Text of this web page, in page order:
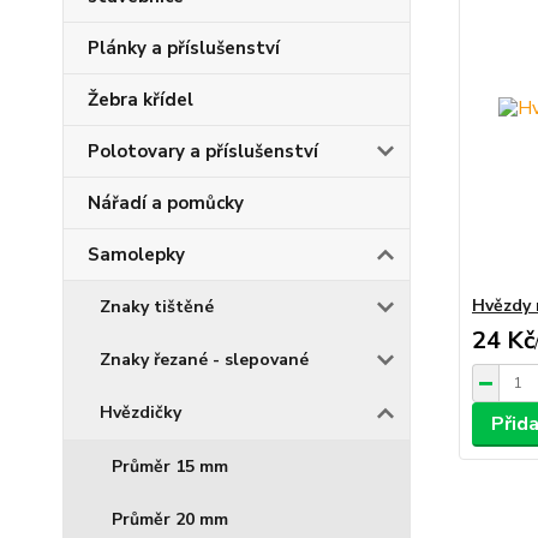
Plánky a příslušenství
Žebra křídel
Polotovary a příslušenství
Nářadí a pomůcky
Samolepky
Znaky tištěné
Znaky řezané - slepované
Hvězdičky
Průměr 15 mm
Průměr 20 mm
Hvězdy
24 Kč/